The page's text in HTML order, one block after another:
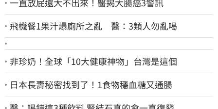
一直放屁還大不出來！醫揭大腸癌3警訊
飛機餐1果汁爆廁所之亂 醫：3類人勿亂喝
非珍奶！全球「10大健康神物」台灣是這個
日本長壽秘密找到了！1食物穩血糖又通腸